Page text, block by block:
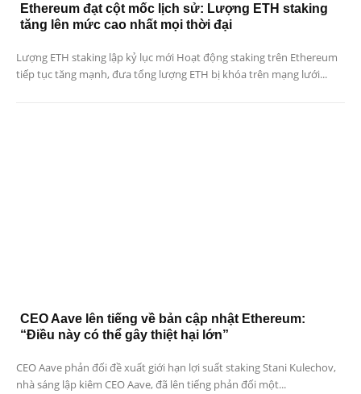
Ethereum đạt cột mốc lịch sử: Lượng ETH staking
tăng lên mức cao nhất mọi thời đại
Lượng ETH staking lập kỷ lục mới Hoạt động staking trên Ethereum
tiếp tục tăng mạnh, đưa tổng lượng ETH bị khóa trên mạng lưới...
CEO Aave lên tiếng về bản cập nhật Ethereum:
“Điều này có thể gây thiệt hại lớn”
CEO Aave phản đối đề xuất giới hạn lợi suất staking Stani Kulechov,
nhà sáng lập kiêm CEO Aave, đã lên tiếng phản đối một...